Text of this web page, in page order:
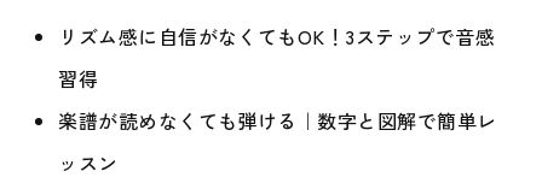
リズム感に自信がなくてもOK！3ステップで音感
習得
楽譜が読めなくても弾ける｜数字と図解で簡単レ
ッスン